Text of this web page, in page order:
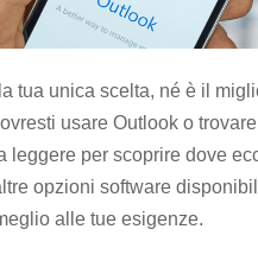
tua unica scelta, né è il
usare Outlook o
leggere per scoprire dove
opzioni software
alle tue esigenze.